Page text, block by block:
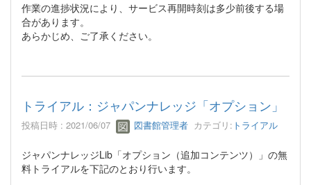
作業の進捗状況により、サービス再開時刻は多少前後する場
合があります。
あらかじめ、ご了承ください。
トライアル：ジャパンナレッジ「オプション」
投稿日時 : 2021/06/07 図書館管理者 カテゴリ: トライアル
ジャパンナレッジLib「オプション（追加コンテンツ）」の無
料トライアルを下記のとおり行います。